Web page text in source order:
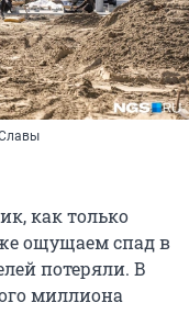
как только
ощущаем спад в
потеряли. В
миллиона